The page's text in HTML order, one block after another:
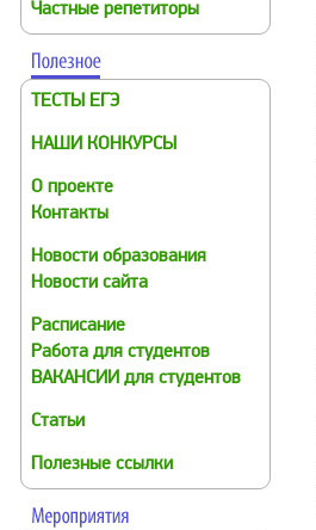
Частные репетиторы
ТЕСТЫ ЕГЭ
НАШИ КОНКУРСЫ
О проекте
Контакты
Новости образования
Новости сайта
Расписание
Работа для студентов
ВАКАНСИИ для студентов
Статьи
Полезные ссылки